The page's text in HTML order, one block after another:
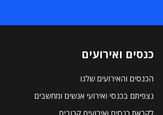
כנסים ואירועים
הכנסים והאירועים שלנו
נצפיתם בכנסי ואירועי אנשים ומחשבים